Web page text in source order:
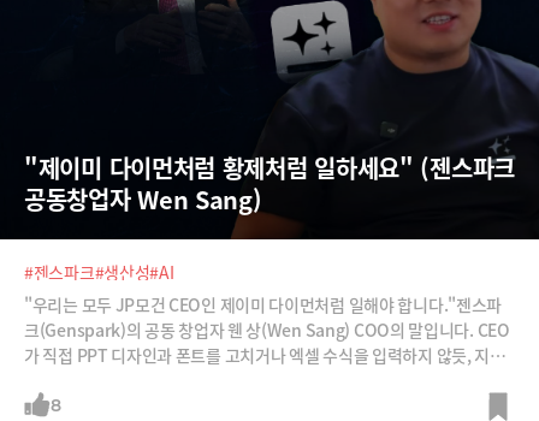
"제이미 다이먼처럼 황제처럼 일하세요" (젠스파크
공동창업자 Wen Sang)
#젠스파크#생산성#AI
"우리는 모두 JP모건 CEO인 제이미 다이먼처럼 일해야 합니다."젠스파
크(Genspark)의 공동 창업자 웬 상(Wen Sang) COO의 말입니다. CEO
가 직접 PPT 디자인과 폰트를 고치거나 엑셀 수식을 입력하지 않듯, 지식
것이 바로 젠스파크의 '슈퍼 에이전트'(Super Agent)입니다.젠스파크의
8